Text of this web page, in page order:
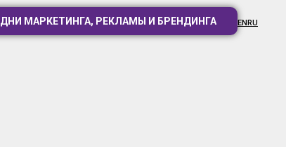
ДНИ МАРКЕТИНГА, РЕКЛАМЫ И БРЕНДИНГА ENRU